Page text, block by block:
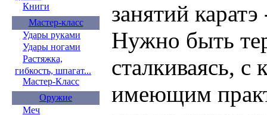
Книги
Мастер-класс
Удары руками
Удары ногами
Растяжка,
гибкость, шпагат...
Мастер-Класс
Оружие
Меч
занятий
Нужно быть
сталкиваясь, с
имеющим